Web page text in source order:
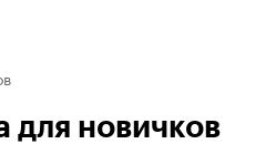
для новичков